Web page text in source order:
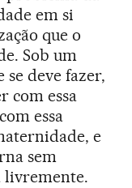
em si
que o
Sob um
deve fazer,
com essa
essa
e
sem
livremente.